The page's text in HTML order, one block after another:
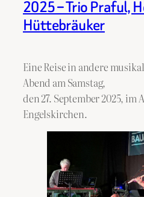
2025 – Trio Praful,
Hüttebräuker
Eine Reise in andere
Abend am Samstag,
den 27. September 2025, im
Engelskirchen.